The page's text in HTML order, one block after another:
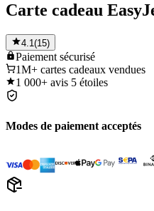
Carte cadeau
4.1 (15)
Paiement sécurisé
1M+ cartes cadeaux vendues
1 000+ avis 5 étoiles
Modes de paiement acceptés